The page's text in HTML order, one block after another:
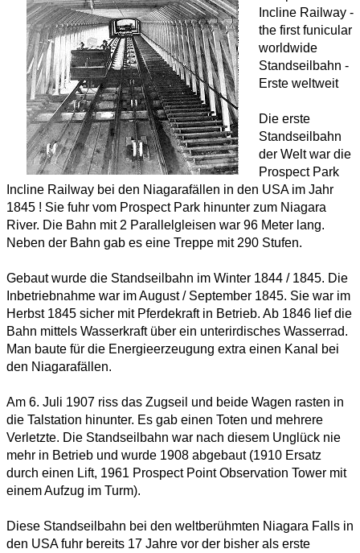
Incline Railway -
the first funicular
worldwide
Standseilbahn -
Erste weltweit
Die erste
Standseilbahn
der Welt war die
Prospect Park
Incline Railway bei den Niagarafällen in den USA im Jahr
1845 ! Sie fuhr vom Prospect Park hinunter zum Niagara
River. Die Bahn mit 2 Parallelgleisen war 96 Meter lang.
Neben der Bahn gab es eine Treppe mit 290 Stufen.
Gebaut wurde die Standseilbahn im Winter 1844 / 1845. Die
Inbetriebnahme war im August / September 1845. Sie war im
Herbst 1845 sicher mit Pferdekraft in Betrieb. Ab 1846 lief die
Bahn mittels Wasserkraft über ein unterirdisches Wasserrad.
Man baute für die Energieerzeugung extra einen Kanal bei
den Niagarafällen.
Am 6. Juli 1907 riss das Zugseil und beide Wagen rasten in
die Talstation hinunter. Es gab einen Toten und mehrere
Verletzte. Die Standseilbahn war nach diesem Unglück nie
mehr in Betrieb und wurde 1908 abgebaut (1910 Ersatz
durch einen Lift, 1961 Prospect Point Observation Tower mit
einem Aufzug im Turm).
Diese Standseilbahn bei den weltberühmten Niagara Falls in
den USA fuhr bereits 17 Jahre vor der bisher als erste